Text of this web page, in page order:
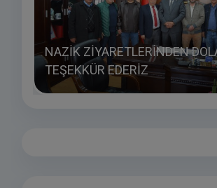
NAZİK ZİYARETLERİNDEN
TEŞEKKÜR EDERİZ